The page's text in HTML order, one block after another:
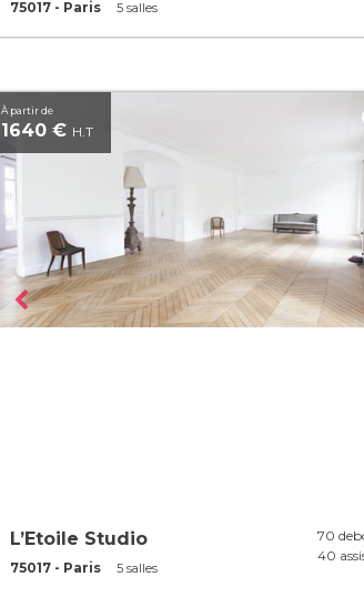
75017 - Paris 5 salles
À partir de
1640 € H.T
L’Etoile Studio
75017 - Paris 5 salles
70
40